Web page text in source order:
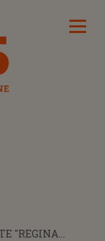
"REGINA